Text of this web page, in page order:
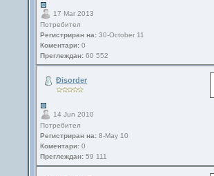
17 Mar 2013
Потребител
Регистриран на: 30-October 11
Коментари: 0
Преглеждан: 60 552
Ðisorder
14 Jun 2010
Потребител
Регистриран на: 8-May 10
Коментари: 0
Преглеждан: 59 111